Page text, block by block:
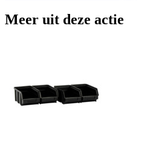
Meer uit deze actie